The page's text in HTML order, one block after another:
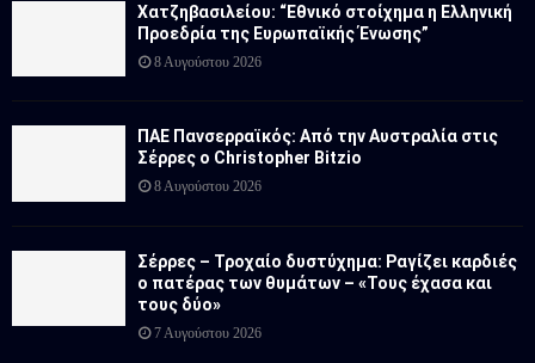
Χατζηβασιλείου: “Εθνικό στοίχημα η Ελληνική
Προεδρία της Ευρωπαϊκής Ένωσης”
8 Αυγούστου 2026
ΠΑΕ Πανσερραϊκός: Από την Αυστραλία στις
Σέρρες ο Christopher Bitzio
8 Αυγούστου 2026
Σέρρες – Τροχαίο δυστύχημα: Ραγίζει καρδιές
ο πατέρας των θυμάτων – «Τους έχασα και
τους δύο»
7 Αυγούστου 2026